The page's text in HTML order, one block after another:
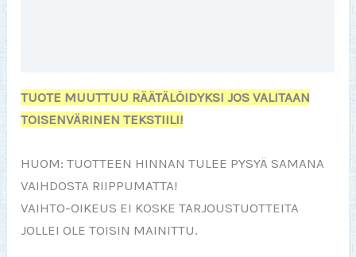
TUOTE MUUTTUU RÄÄTÄLÖIDYKSI JOS VALITAAN
TOISENVÄRINEN TEKSTIILI!
HUOM: TUOTTEEN HINNAN TULEE PYSYÄ SAMANA
VAIHDOSTA RIIPPUMATTA!
VAIHTO-OIKEUS EI KOSKE TARJOUSTUOTTEITA
JOLLEI OLE TOISIN MAINITTU.